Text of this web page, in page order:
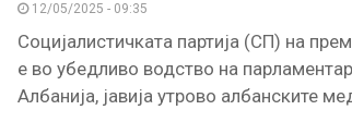
12/05/2025 - 09:35
Социјалистичката партија (СП) на
е во убедливо водство на
Албанија, јавија утрово албанските